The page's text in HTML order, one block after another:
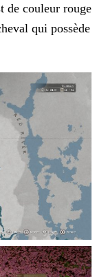
de couleur rouge
qui possède